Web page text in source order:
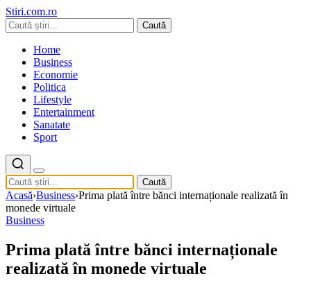
Stiri.com.ro
Caută
Home
Business
Economie
Politica
Lifestyle
Entertainment
Sanatate
Sport
Caută
Acasă›Business›Prima plată între bănci internaționale realizată în
monede virtuale
Business
Prima plată între bănci internaționale
realizată în monede virtuale